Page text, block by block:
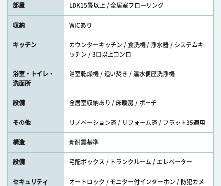
部屋 LDK15畳以上 / 全居室フローリング
収納 WICあり
キッチン
カウンターキッチン / 食洗機 / 浄水器 / システムキ
ッチン / 3口以上コンロ
浴室・トイレ・
洗面所
浴室乾燥機 / 追い焚き / 温水便座洗浄機
設備 全居室収納あり / 床暖房 / ポーチ
その他 リノベーション済 / リフォーム済 / フラット35適用
構造 新耐震基準
設備 宅配ボックス / トランクルーム / エレベーター
セキュリティ オートロック / モニター付インターホン / 防犯カメ